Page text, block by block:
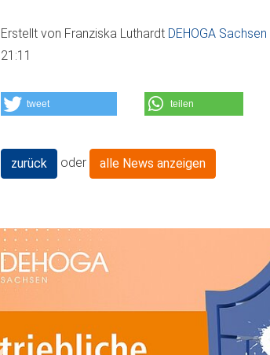
Erstellt von Franziska Luthardt DEHOGA Sachsen
21:11
tweet teilen
zurück oder alle News anzeigen